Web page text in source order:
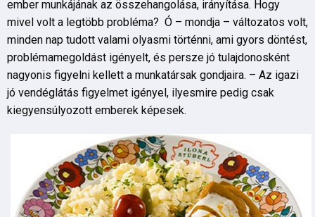
ember munkájának az összehangolása, irányítása. Hogy
mivel volt a legtöbb probléma? Ó – mondja – változatos volt,
minden nap tudott valami olyasmi történni, ami gyors döntést,
problémamegoldást igényelt, és persze jó tulajdonosként
nagyonis figyelni kellett a munkatársak gondjaira. – Az igazi
jó vendéglátás figyelmet igényel, ilyesmire pedig csak
kiegyensúlyozott emberek képesek.